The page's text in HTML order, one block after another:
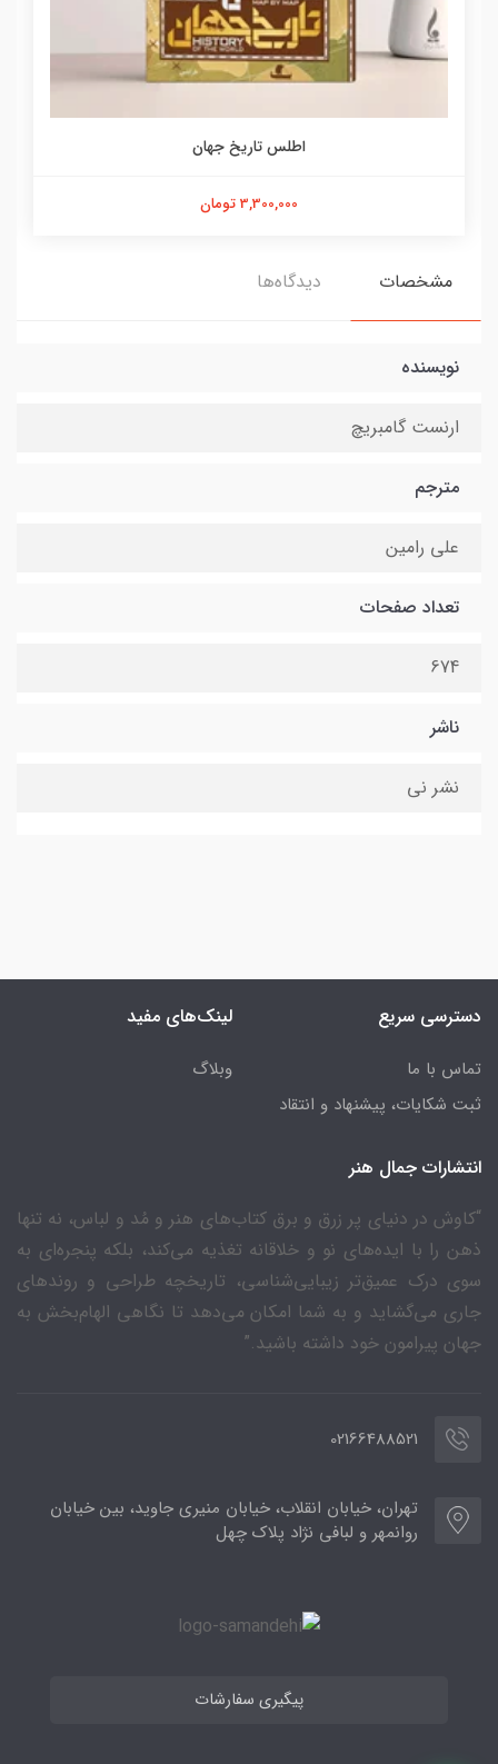
اطلس تاریخ جهان
3,300,000 تومان
مشخصات دیدگاه‌ها
نویسنده
ارنست گامبریچ
مترجم
علی رامین
تعداد صفحات
674
ناشر
نشر نی
دسترسی سریع
تماس با ما
ثبت شکایات، پیشنهاد و انتقاد
لینک‌های مفید
وبلاگ
انتشارات جمال هنر
“کاوش در دنیای پر زرق و برق کتاب‌های هنر و مُد و لباس، نه تنها
ذهن را با ایده‌های نو و خلاقانه تغذیه می‌کند، بلکه پنجره‌ای به
سوی درک عمیق‌تر زیبایی‌شناسی، تاریخچه طراحی و روندهای
جاری می‌گشاید و به شما امکان می‌دهد تا نگاهی الهام‌بخش به
جهان پیرامون خود داشته باشید.”
02166488521
تهران، خیابان انقلاب، خیابان منیری جاوید، بین خیابان
روانمهر و لبافی نژاد پلاک چهل
پیگیری سفارشات